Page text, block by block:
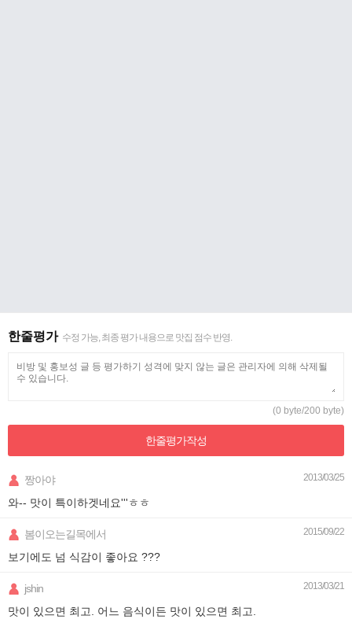
한줄평가 수정 가능, 최종 평가 내용으로 맛집 점수 반영.
(0 byte/200 byte)
한줄평가작성
짱아야 2013/03/25
와-- 맛이 특이하겟네요'''ㅎㅎ
봄이오는길목에서 2015/09/22
보기에도 넘 식감이 좋아요 ???
jshin 2013/03/21
맛이 있으면 최고. 어느 음식이든 맛이 있으면 최고.